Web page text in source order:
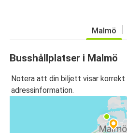
Malmö
Busshållplatser i Malmö
Notera att din biljett visar korrekt
adressinformation.